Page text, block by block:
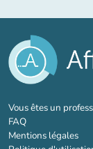
Vous êtes un
FAQ
Mentions légales